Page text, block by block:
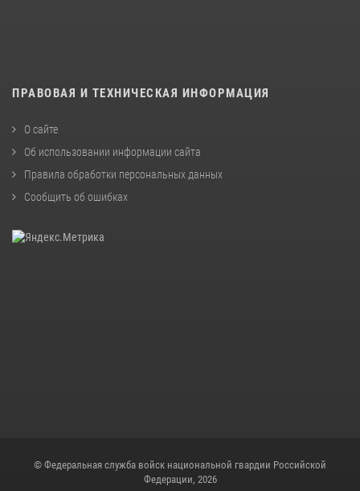
ПРАВОВАЯ И ТЕХНИЧЕСКАЯ ИНФОРМАЦИЯ
О сайте
Об использовании информации сайта
Правила обработки персональных данных
Сообщить об ошибках
© Федеральная служба войск национальной гвардии Российской
Федерации, 2026